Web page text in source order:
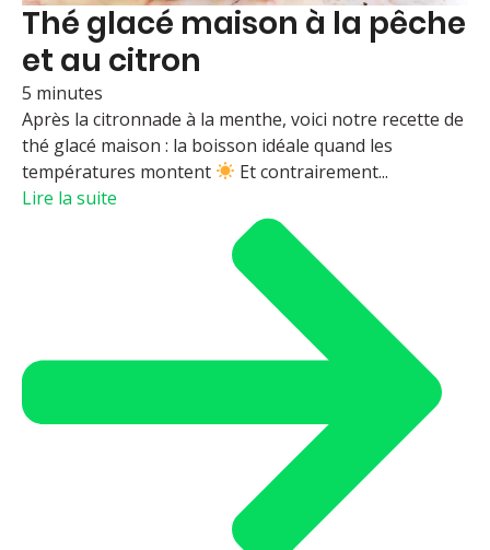
Thé glacé maison à la pêche
et au citron
5 minutes
Après la citronnade à la menthe, voici notre recette de
thé glacé maison : la boisson idéale quand les
températures montent
Et contrairement...
Lire la suite